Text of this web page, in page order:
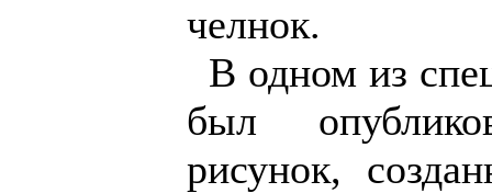
челнок.
В одном из
был
рисунок,